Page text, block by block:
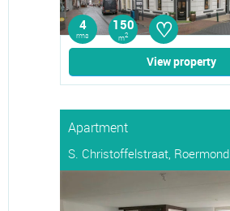
4
rms
150
m2 ♡
View property
Apartment
S. Christoffelstraat, Roermond